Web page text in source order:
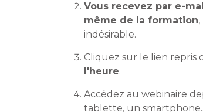
Vous recevez par e-
même de la formation
indésirable.
Cliquez sur le lien repris
l'heure.
Accédez au webinaire
tablette, un